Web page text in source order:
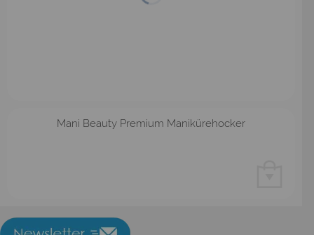
Mani Beauty Premium Manikürehocker